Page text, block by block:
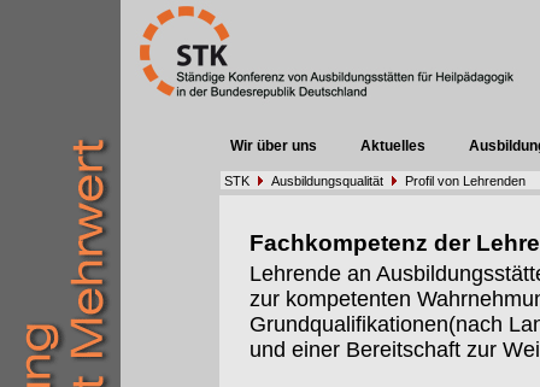
Wir über uns Aktuelles
STK Ausbildungsqualität Profil von Lehrenden
Fachkompetenz der
Lehrende an
zur kompetenten
Grundqualifikationen(nach
und einer Bereitschaft zur